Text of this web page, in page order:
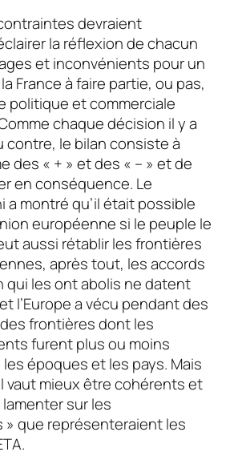
devraient
la réflexion de chacun
et inconvénients pour un
France à faire partie, ou pas,
politique et commerciale
chaque décision il y a
contre, le bilan consiste à
des « + » et des « – » et de
en conséquence. Le
a montré qu’il était possible
européenne si le peuple le
aussi rétablir les frontières
après tout, les accords
qui les ont abolis ne datent
l’Europe a vécu pendant des
frontières dont les
furent plus ou moins
époques et les pays. Mais
vaut mieux être cohérents et
sur les
» que représenteraient les